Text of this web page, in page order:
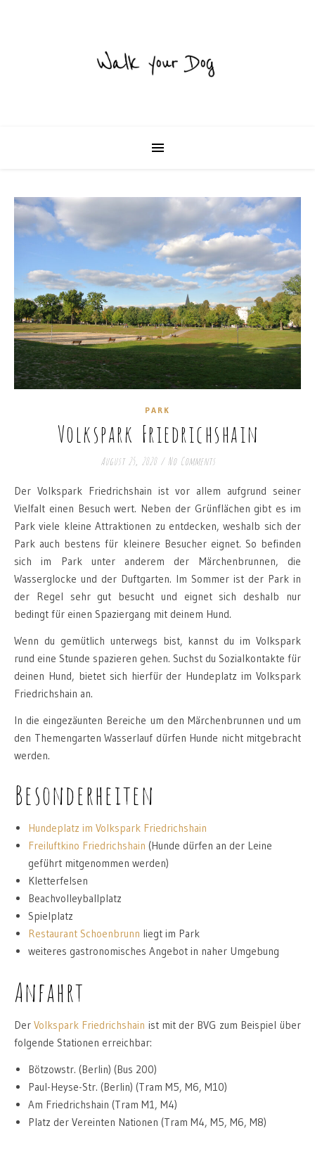
PARK
Volkspark Friedrichshain
August 25, 2020 / No Comments
Der Volkspark Friedrichshain ist vor allem aufgrund seiner
Vielfalt einen Besuch wert. Neben der Grünflächen gibt es im
Park viele kleine Attraktionen zu entdecken, weshalb sich der
Park auch bestens für kleinere Besucher eignet. So befinden
sich im Park unter anderem der Märchenbrunnen, die
Wasserglocke und der Duftgarten. Im Sommer ist der Park in
der Regel sehr gut besucht und eignet sich deshalb nur
bedingt für einen Spaziergang mit deinem Hund.
Wenn du gemütlich unterwegs bist, kannst du im Volkspark
rund eine Stunde spazieren gehen. Suchst du Sozialkontakte für
deinen Hund, bietet sich hierfür der Hundeplatz im Volkspark
Friedrichshain an.
In die eingezäunten Bereiche um den Märchenbrunnen und um
den Themengarten Wasserlauf dürfen Hunde nicht mitgebracht
werden.
Besonderheiten
Hundeplatz im Volkspark Friedrichshain
Freiluftkino Friedrichshain (Hunde dürfen an der Leine
geführt mitgenommen werden)
Kletterfelsen
Beachvolleyballplatz
Spielplatz
Restaurant Schoenbrunn liegt im Park
weiteres gastronomisches Angebot in naher Umgebung
Anfahrt
Der Volkspark Friedrichshain ist mit der BVG zum Beispiel über
folgende Stationen erreichbar:
Bötzowstr. (Berlin) (Bus 200)
Paul-Heyse-Str. (Berlin) (Tram M5, M6, M10)
Am Friedrichshain (Tram M1, M4)
Platz der Vereinten Nationen (Tram M4, M5, M6, M8)